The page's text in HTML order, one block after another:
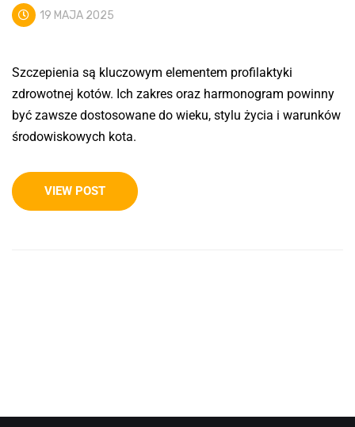
19 MAJA 2025
Szczepienia są kluczowym elementem profilaktyki
zdrowotnej kotów. Ich zakres oraz harmonogram powinny
być zawsze dostosowane do wieku, stylu życia i warunków
środowiskowych kota.
VIEW POST